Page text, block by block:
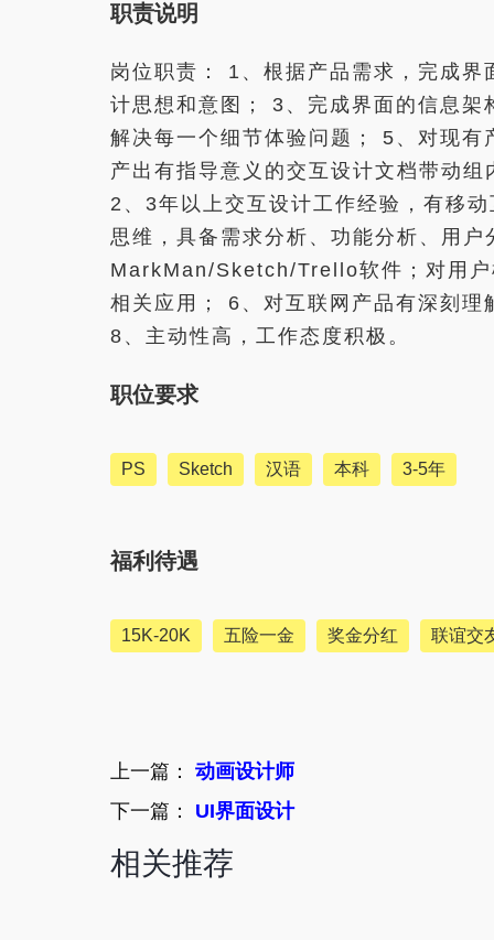
职责说明
岗位职责： 1、根据产品需求，完成
计思想和意图； 3、完成界面的信息
解决每一个细节体验问题； 5、对现
产出有指导意义的交互设计文档带动
2、3年以上交互设计工作经验，有移
思维，具备需求分析、功能分析、用
MarkMan/Sketch/Trello软件；对用
相关应用； 6、对互联网产品有深刻
8、主动性高，工作态度积极。
职位要求
PS Sketch 汉语 本科 3-5年
福利待遇
15K-20K 五险一金 奖金分红 联谊交
上一篇： 动画设计师
下一篇： UI界面设计
相关推荐